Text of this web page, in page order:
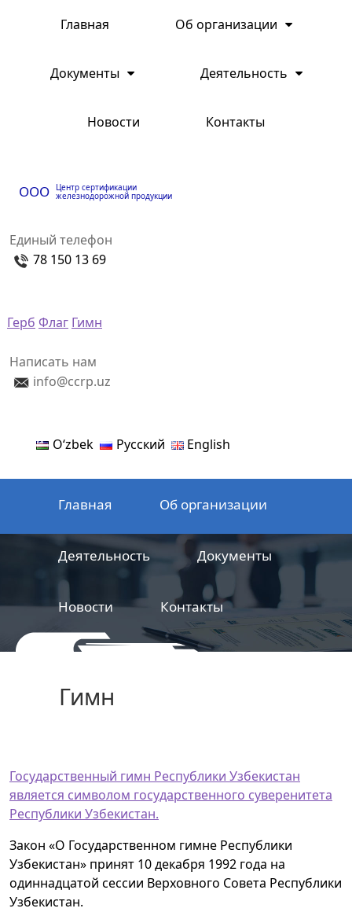
Главная Об организации
Документы Деятельность
Новости Контакты
ООО Центр сертификации
железнодорожной продукции
Единый телефон
78 150 13 69
Герб Флаг Гимн
Написать нам
info@ccrp.uz
Oʻzbek Русский English
Главная Об организации
Деятельность Документы
Новости Контакты
железнодорожной продукции
Гимн
Государственный гимн Республики Узбекистан
является символом государственного суверенитета
Республики Узбекистан.
Закон «О Государственном гимне Республики
Узбекистан» принят 10 декабря 1992 года на
одиннадцатой сессии Верховного Совета Республики
Узбекистан.